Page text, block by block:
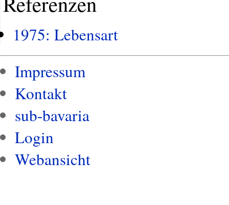
1975: Lebensart
Impressum
Kontakt
sub-bavaria
Login
Webansicht